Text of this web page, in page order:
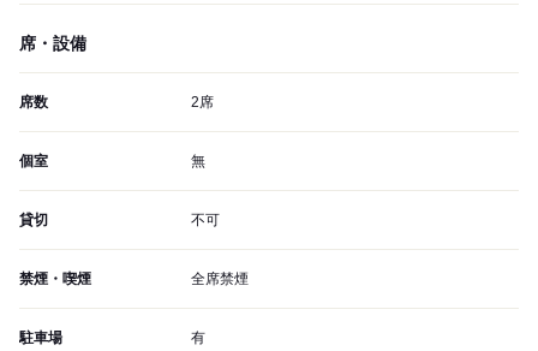
席・設備
席数 2席
個室 無
貸切 不可
禁煙・喫煙 全席禁煙
駐車場 有